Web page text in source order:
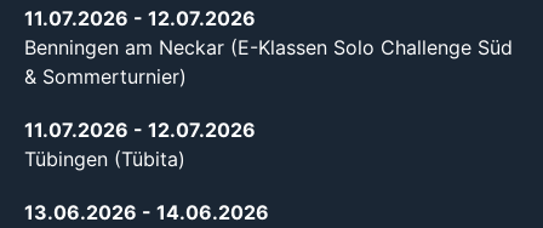
11.07.2026 - 12.07.2026
Benningen am Neckar (E-Klassen Solo Challenge Süd
& Sommerturnier)
11.07.2026 - 12.07.2026
Tübingen (Tübita)
13.06.2026 - 14.06.2026